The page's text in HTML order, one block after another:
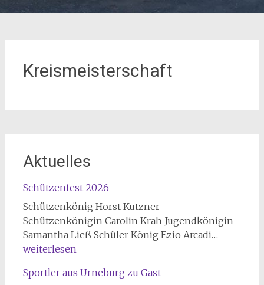
Kreismeisterschaft
Aktuelles
Schützenfest 2026
Schützenkönig Horst Kutzner
Schützenkönigin Carolin Krah Jugendkönigin
Samantha Ließ Schüler König Ezio Arcadi…
weiterlesen
Sportler aus Urneburg zu Gast